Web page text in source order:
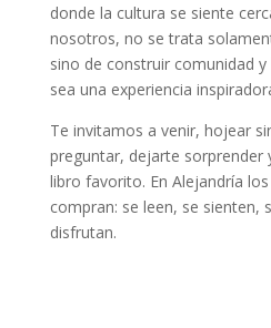
donde la cultura se siente
nosotros, no se trata
sino de construir comunidad
sea una experiencia
Te invitamos a venir, hojear
preguntar, dejarte
libro favorito. En Alejandría
compran: se leen, se sienten,
disfrutan.